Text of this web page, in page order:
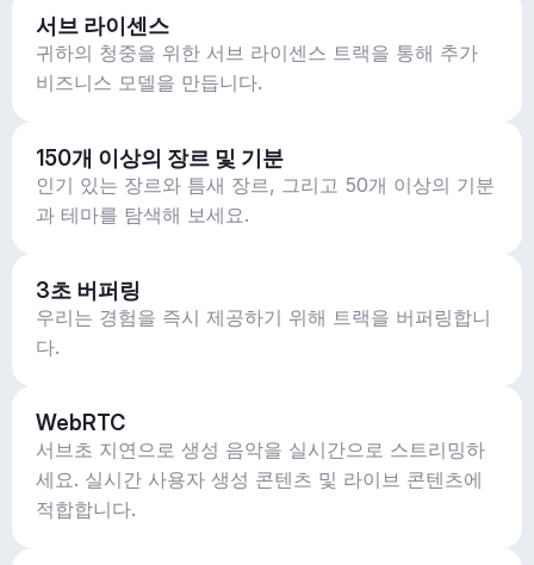
서브 라이센스
귀하의 청중을 위한 서브 라이센스 트랙을 통해 추가
비즈니스 모델을 만듭니다.
150개 이상의 장르 및 기분
인기 있는 장르와 틈새 장르, 그리고 50개 이상의 기분
과 테마를 탐색해 보세요.
3초 버퍼링
우리는 경험을 즉시 제공하기 위해 트랙을 버퍼링합니
다.
WebRTC
서브초 지연으로 생성 음악을 실시간으로 스트리밍하
세요. 실시간 사용자 생성 콘텐츠 및 라이브 콘텐츠에
적합합니다.